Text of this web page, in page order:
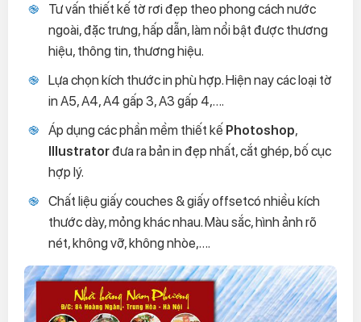
Tư vấn thiết kế tờ rơi đẹp theo phong cách nước
ngoài, đặc trưng, hấp dẫn, làm nổi bật được thương
hiệu, thông tin, thương hiệu.
Lựa chọn kích thước in phù hợp. Hiện nay các loại tờ
in A5, A4, A4 gấp 3, A3 gấp 4,….
Áp dụng các phần mềm thiết kế Photoshop,
Illustratorđưa ra bản in đẹp nhất, cắt ghép, bố cục
hợp lý.
Chất liệu giấy couches & giấy offsetcó nhiều kích
thước dày, mỏng khác nhau. Màu sắc, hình ảnh rõ
nét, không vỡ, không nhòe,….